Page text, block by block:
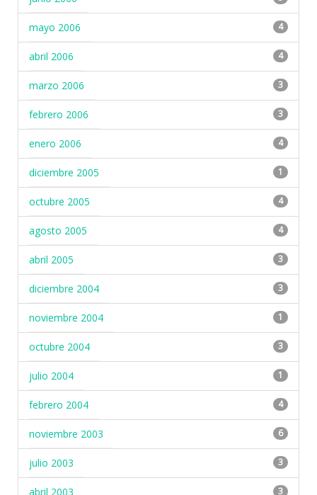
mayo 2006 4
abril 2006 4
marzo 2006 3
febrero 2006 3
enero 2006 4
diciembre 2005 1
octubre 2005 4
agosto 2005 4
abril 2005 3
diciembre 2004 3
noviembre 2004 1
octubre 2004 3
julio 2004 1
febrero 2004 4
noviembre 2003 6
julio 2003 3
abril 2003 3